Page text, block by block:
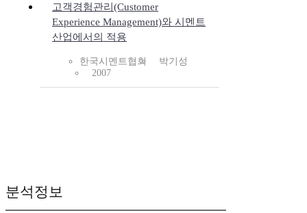
고객경험관리(Customer
Experience Management)와 시멘트
산업에서의 적용
한국시멘트협회
박기성
2007
분석정보